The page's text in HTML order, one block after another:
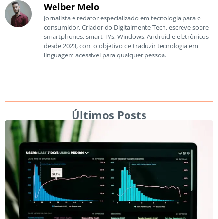
Welber Melo
Jornalista e redator especializado em tecnologia para o
consumidor. Criador do Digitalmente Tech, escreve sobre
smartphones, smart TVs, Windows, Android e eletrônicos
desde 2023, com o objetivo de traduzir tecnologia em
linguagem acessível para qualquer pessoa.
Últimos Posts